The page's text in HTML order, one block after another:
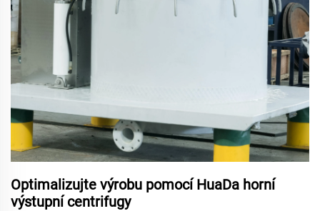
Optimalizujte výrobu pomocí HuaDa horní
výstupní centrifugy